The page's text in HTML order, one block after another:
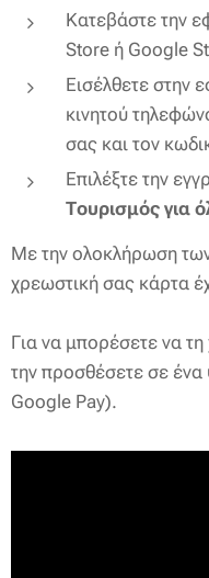
Κατεβάστε την
Store ή Google
Eισέλθετε στην
κινητού
σας και τον
Επιλέξτε την
Τουρισμός για
Με την ολοκλήρωση
χρεωστική σας κάρτα
Για να μπορέσετε να
την προσθέσετε σε
Google Pay).